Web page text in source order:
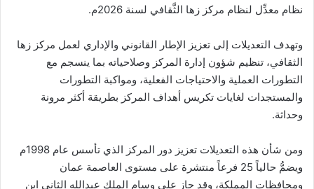
نظام معدِّل لنظام مركز زها الثَّقافي لسنة 2026م.
وتهدف التعديلات إلى تعزيز الإطار القانوني والإداري لعمل مركز زها
الثقافي، تنظيم شؤون إدارة المركز وصلاحياته بما ينسجم مع
التطورات العملية والاحتياجات الفعلية، ومواكبة التطورات
والمستجدات لغايات تكريس أهداف المركز بطريقة أكثر مرونة
وحداثة.
ومن شأن هذه التعديلات تعزيز دور المركز الذي تأسس عام 1998م
ويضمُّ حالياً 25 فرعاً منتشرة على مستوى العاصمة عمان
ومحافظات المملكة، وقد حاز على وسام الملك عبدالله الثاني ابن